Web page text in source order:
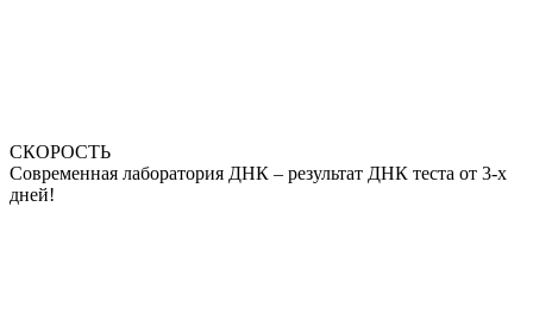
СКОРОСТЬ
Современная лаборатория ДНК – результат ДНК теста от 3-х
дней!